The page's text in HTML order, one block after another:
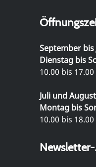
September bis
Dienstag bis
10.00 bis
Juli und August
Montag bis
10.00 bis